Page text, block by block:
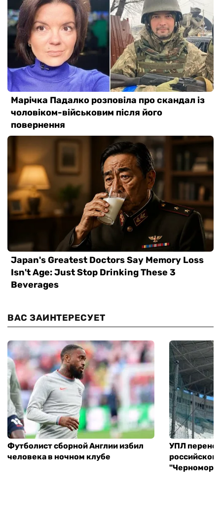
ВАС ЗАИНТЕРЕСУЕТ
Футболист сборной Англии избил
человека в ночном клубе
УПЛ